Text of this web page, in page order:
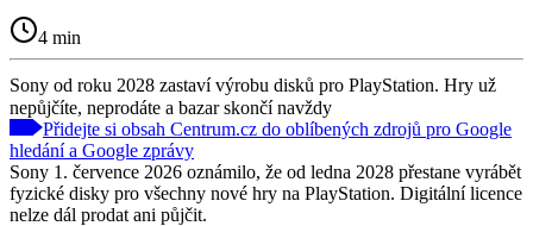
4 min
Sony od roku 2028 zastaví výrobu disků pro PlayStation. Hry už
nepůjčíte, neprodáte a bazar skončí navždy
Přidejte si obsah Centrum.cz do oblíbených zdrojů pro Google
hledání a Google zprávy
Sony 1. července 2026 oznámilo, že od ledna 2028 přestane vyrábět
fyzické disky pro všechny nové hry na PlayStation. Digitální licence
nelze dál prodat ani půjčit.